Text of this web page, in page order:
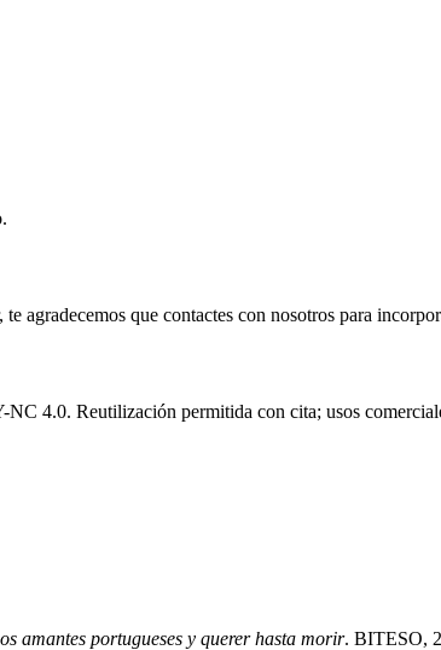
agradecemos que contactes con nosotros para
4.0. Reutilización permitida con cita; usos
amantes portugueses y querer hasta morir. BITESO,